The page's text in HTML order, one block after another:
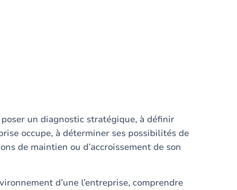
un diagnostic stratégique, à définir
occupe, à déterminer ses possibilités de
de maintien ou d’accroissement de son
d’une l’entreprise, comprendre